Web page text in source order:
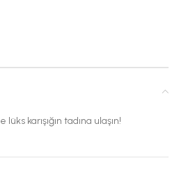
karışığın tadına ulaşın!